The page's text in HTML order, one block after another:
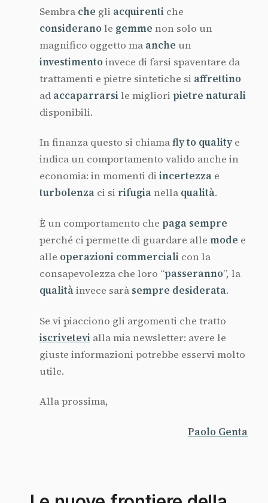
Sembra che gli acquirenti che
consideranole gemme non solo un
magnifico oggetto ma anche un
investimentoinvece di farsi spaventare da
trattamenti e pietre sintetiche si affrettino
ad accaparrarsile migliori pietre naturali
disponibili.
In finanza questo si chiamafly to qualitye
indica un comportamento valido anche in
economia: in momenti di incertezza e
turbolenza ci si rifugianella qualità.
È un comportamento che paga sempre
perché ci permette di guardare alle mode e
alle operazioni commerciali con la
consapevolezza che loro “passeranno”, la
qualitàinvece sarà sempre desiderata.
Se vi piacciono gli argomenti che tratto
iscrivetevialla mia newsletter: avere le
giuste informazioni potrebbe esservi molto
utile.
Alla prossima,
Paolo Genta